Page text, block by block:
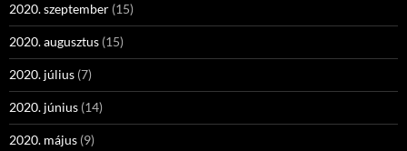
2020. szeptember (15)
2020. augusztus (15)
2020. július (7)
2020. június (14)
2020. május (9)